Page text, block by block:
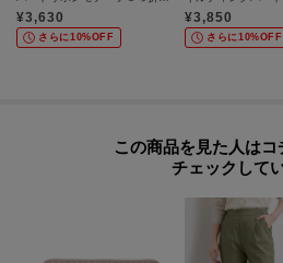
た、パソコン・スマートフォンなどの環境に
が異なる場合もございます。
¥3,630
さらに10%OFF
¥3,850
さらに10%OFF
この商品を見た人はコ
チェックして